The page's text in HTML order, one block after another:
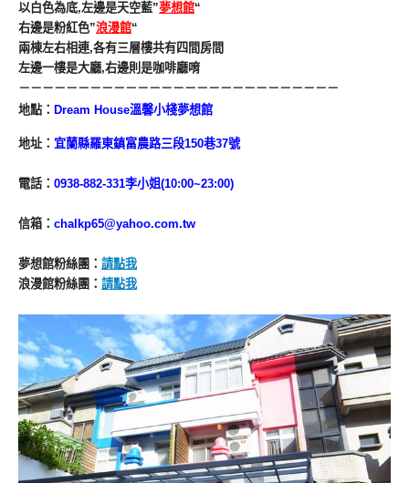
以白色為底,左邊是天空藍”夢想館“
右邊是粉紅色”浪漫館“
兩棟左右相連,各有三層樓共有四間房間
左邊一樓是大廳,右邊則是咖啡廳唷
－－－－－－－－－－－－－－－－－－－－－－－－－－－
地點： Dream House溫馨小棧夢想館
地址： 宜蘭縣羅東鎮富農路三段150巷37號
電話 ： 0938-882-331李小姐(10:00~23:00)
信箱 ： chalkp65@yahoo.com.tw
夢想館粉絲團 ： 請點我
浪漫館粉絲團 ： 請點我